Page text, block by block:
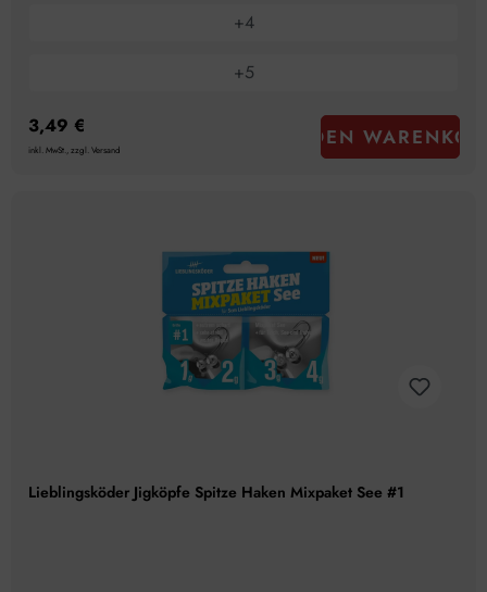
+4
+5
3,49 €
inkl. MwSt., zzgl. Versand IN DEN
Lieblingsköder Jigköpfe Spitze Haken Mixpaket See #1